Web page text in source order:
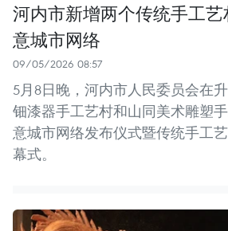
河内市新增两个传统手工
意城市网络
09/05/2026 08:57
5月8日晚，河内市人民委员会在
钿漆器手工艺村和山同美术雕塑
意城市网络发布仪式暨传统手工
幕式。